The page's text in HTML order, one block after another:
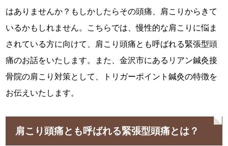
はありませんか？もしかしたらその頭痛、肩こりからきて
いるかもしれません。こちらでは、慢性的な肩こりに悩ま
されている方に向けて、肩こり頭痛とも呼ばれる緊張型頭
痛のお話をいたします。また、金沢市にあるリアン鍼灸接
骨院の肩こり対策として、トリガーポイント鍼灸の特徴を
お伝えいたします。
肩こり頭痛とも呼ばれる緊張型頭痛とは？